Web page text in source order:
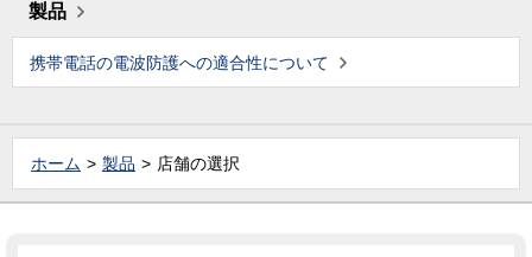
製品
携帯電話の電波防護への適合性について
ホーム 製品 店舗の選択